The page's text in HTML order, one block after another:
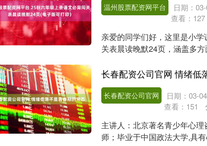
温州股票配资网平台 日期：
查看： 127
亲爱的同学们好，这里是小
关表晨读晚默24页，涵盖多
长春配资公司官网 情绪低
长春配资公司官网 日期：03-04
查看： 151
主讲人：北京著名青少年心
师；毕业于中国政法大学,具